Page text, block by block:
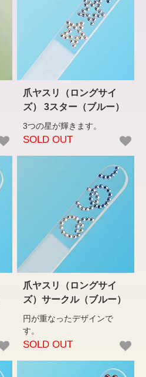
爪ヤスリ（ロングサイ
ズ） 3スター（ブルー）
3つの星が輝きます。
SOLD OUT
爪ヤスリ（ロングサイ
ズ）サークル（ブルー）
円が重なったデザインで
す。
SOLD OUT